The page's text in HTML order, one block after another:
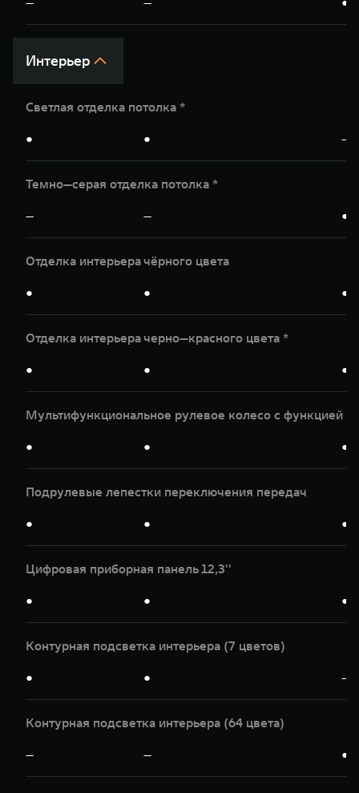
Интерьер
Светлая отделка потолка *
● ● —
Темно—серая отделка потолка *
— — ●
Отделка интерьера чёрного цвета
● ● ●
Отделка интерьера чeрно—красного цвета *
● ● ●
Мультифункциональное рулевое колесо с функцией
● ● ●
Подрулевые лепестки переключения передач
● ● ●
Цифровая приборная панель 12,3''
● ● ●
Контурная подсветка интерьера (7 цветов)
● ● —
Контурная подсветка интерьера (64 цвета)
— — ●